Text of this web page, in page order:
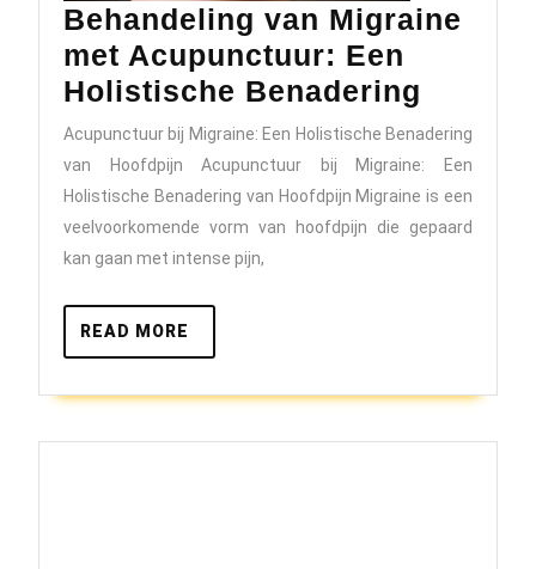
Behandeling van Migraine
met Acupunctuur: Een
Holistische Benadering
van
met
Acupunctuur bij Migraine: Een Holistische Benadering
van Hoofdpijn Acupunctuur bij Migraine: Een
Holistische Benadering van Hoofdpijn Migraine is een
veelvoorkomende vorm van hoofdpijn die gepaard
kan gaan met intense pijn,
READ MORE
MORE